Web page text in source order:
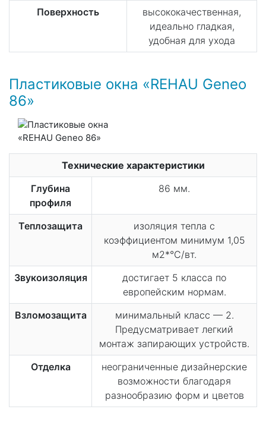
Поверхность
высококачественная,
идеально гладкая,
удобная для ухода
Пластиковые окна «REHAU Geneo
86»
Технические характеристики
Глубина
профиля
86 мм.
Теплозащита
изоляция тепла с
коэффициентом минимум 1,05
м2*°C/вт.
Звукоизоляция
достигает 5 класса по
европейским нормам.
Взломозащита
минимальный класс — 2.
Предусматривает легкий
монтаж запирающих устройств.
Отделка
неограниченные дизайнерские
возможности благодаря
разнообразию форм и цветов